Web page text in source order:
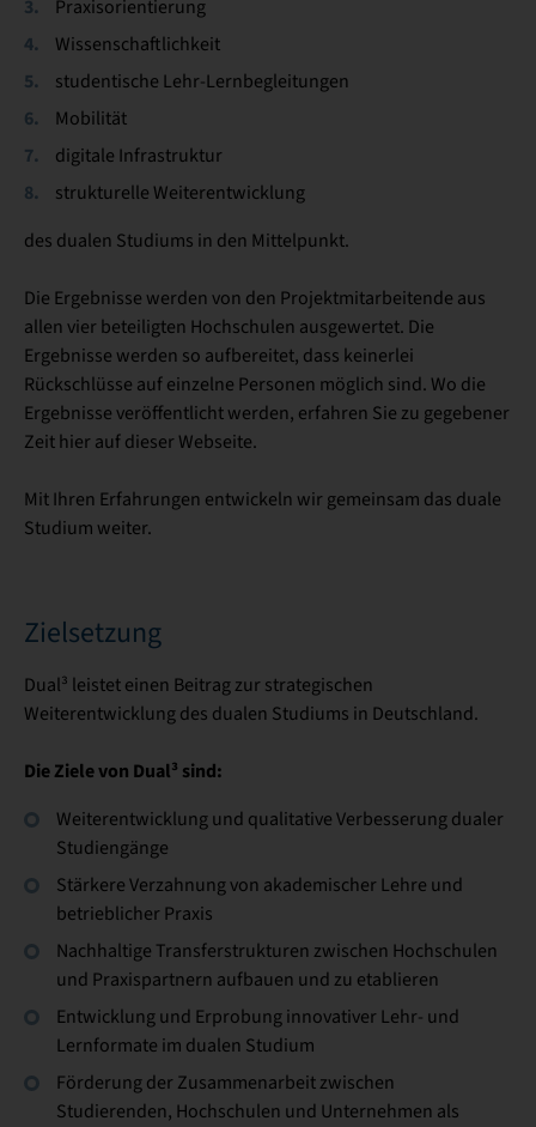
Praxisorientierung
Wissenschaftlichkeit
studentische Lehr-Lernbegleitungen
Mobilität
digitale Infrastruktur
strukturelle Weiterentwicklung
des dualen Studiums in den Mittelpunkt.
Die Ergebnisse werden von den Projektmitarbeitende aus
allen vier beteiligten Hochschulen ausgewertet. Die
Ergebnisse werden so aufbereitet, dass keinerlei
Rückschlüsse auf einzelne Personen möglich sind. Wo die
Ergebnisse veröffentlicht werden, erfahren Sie zu gegebener
Zeit hier auf dieser Webseite.
Mit Ihren Erfahrungen entwickeln wir gemeinsam das duale
Studium weiter.
Zielsetzung
Dual³ leistet einen Beitrag zur strategischen
Weiterentwicklung des dualen Studiums in Deutschland.
Die Ziele von Dual³ sind:
Weiterentwicklung und qualitative Verbesserung dualer
Studiengänge
Stärkere Verzahnung von akademischer Lehre und
betrieblicher Praxis
Nachhaltige Transferstrukturen zwischen Hochschulen
und Praxispartnern aufbauen und zu etablieren
Entwicklung und Erprobung innovativer Lehr- und
Lernformate im dualen Studium
Förderung der Zusammenarbeit zwischen
Studierenden, Hochschulen und Unternehmen als